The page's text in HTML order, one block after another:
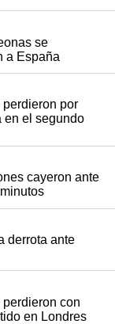
se
a España
perdieron por
en el segundo
cayeron ante
derrota ante
con
en Londres